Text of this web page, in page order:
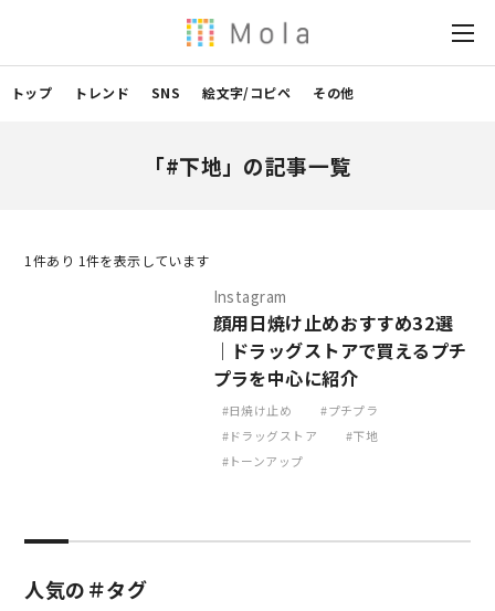
トップ トレンド SNS 絵文字/コピペ その他
「#下地」の記事一覧
1 件あり 1件を表示しています
Instagram
顔用日焼け止めおすすめ32選
｜ドラッグストアで買えるプチ
プラを中心に紹介
日焼け止め
プチプラ
ドラッグストア
下地
トーンアップ
人気の＃タグ